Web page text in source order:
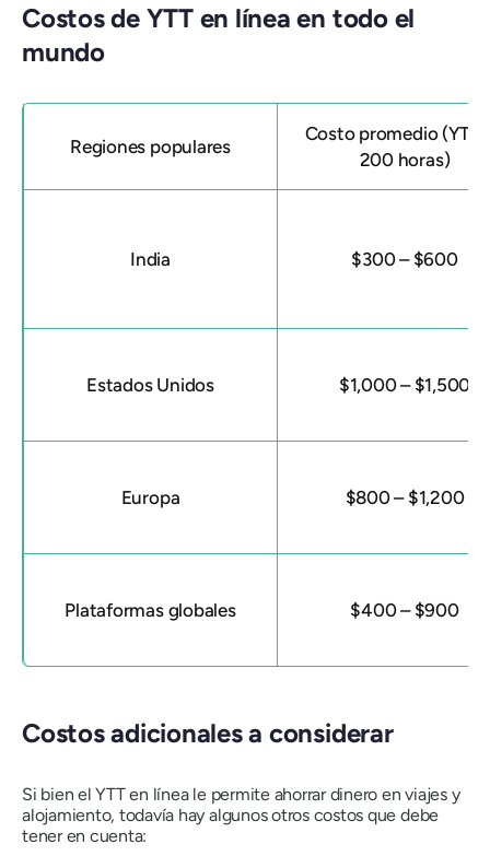
Costos de YTT en línea en todo el
mundo
Regiones populares
Costo promedio (YTT
200 horas)
India $300 – $600
Estados Unidos $1,000 – $1,500
Europa $800 – $1,200
Plataformas globales $400 – $900
Costos adicionales a considerar
Si bien el YTT en línea le permite ahorrar dinero en viajes y
alojamiento, todavía hay algunos otros costos que debe
tener en cuenta: